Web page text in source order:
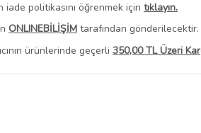
iade politikasını öğrenmek için tıklayın.
ONLINEBİLİŞİM tarafından gönderilecektir.
ürünlerinde geçerli 350,00 TL Üzeri
Tüm Ürünlerini Görüntüle